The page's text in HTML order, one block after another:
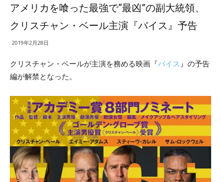
アメリカを喰った最強で“最凶”の副大統領、
クリスチャン・ベール主演『バイス』予告
2019年2月28日
クリスチャン・ベールが主演を務める映画『バイス 』の予告
編が解禁となった。